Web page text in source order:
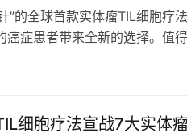
”的全球首款实体瘤TIL细胞疗
癌症患者带来全新的选择。值
细胞疗法宣战7大实体